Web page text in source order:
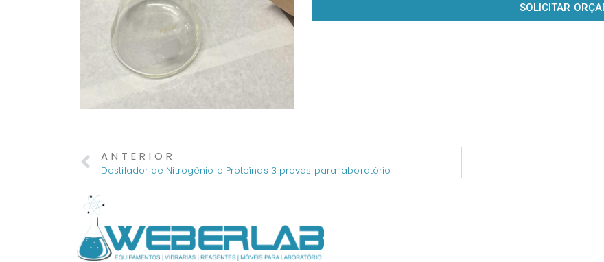
SOLICITAR
ANTERIOR
Destilador de Nitrogênio e Proteínas 3 provas para laboratório